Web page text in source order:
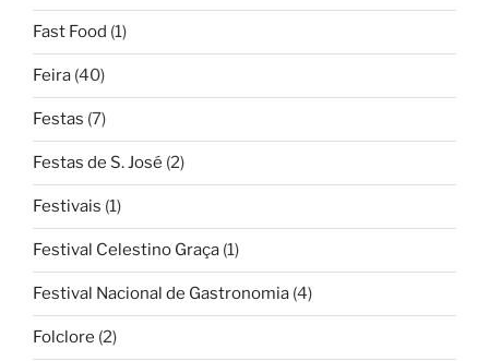
Fast Food (1)
Feira (40)
Festas (7)
Festas de S. José (2)
Festivais (1)
Festival Celestino Graça (1)
Festival Nacional de Gastronomia (4)
Folclore (2)